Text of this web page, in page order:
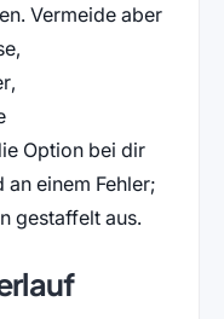
Vermeide aber
Option bei dir
einem Fehler;
gestaffelt aus.